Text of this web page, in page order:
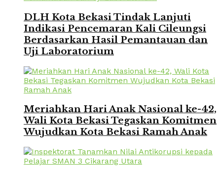
DLH Kota Bekasi Tindak Lanjuti
Indikasi Pencemaran Kali Cileungsi
Berdasarkan Hasil Pemantauan dan
Uji Laboratorium
Meriahkan Hari Anak Nasional ke-42,
Wali Kota Bekasi Tegaskan Komitmen
Wujudkan Kota Bekasi Ramah Anak